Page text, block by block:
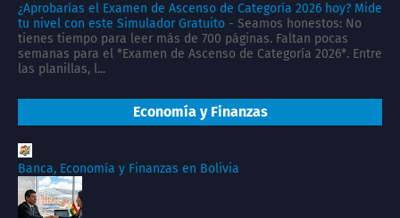
¿Aprobarías el Examen de Ascenso de Categoría 2026 hoy? Mide
tu nivel con este Simulador Gratuito - Seamos honestos: No
tienes tiempo para leer más de 700 páginas. Faltan pocas
semanas para el *Examen de Ascenso de Categoría 2026*. Entre
las planillas, l...
Economía y Finanzas
Banca, Economía y Finanzas en Bolivia